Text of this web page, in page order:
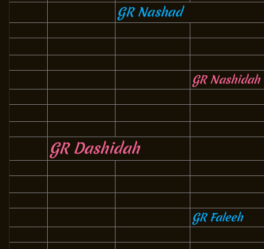
GR Nashad
GR Nashidah
GR Dashidah
GR Faleeh